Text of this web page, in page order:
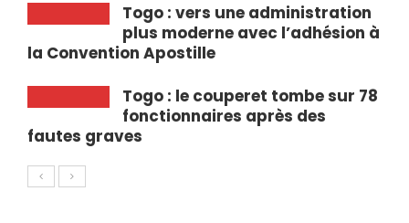
Togo : vers une administration
plus moderne avec l’adhésion à
la Convention Apostille
Togo : le couperet tombe sur 78
fonctionnaires après des
fautes graves